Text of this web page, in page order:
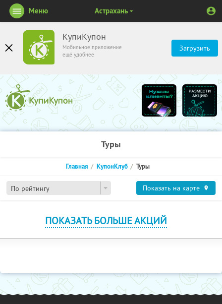
КупиКупон
Мобильное приложение
ещё удобнее
Загрузить
Меню Астрахань
Туры
По рейтингу
Главная КупонКлуб Туры
Показать на карте
ПОКАЗАТЬ БОЛЬШЕ АКЦИЙ